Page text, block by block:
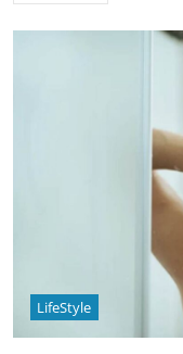
LifeStyle